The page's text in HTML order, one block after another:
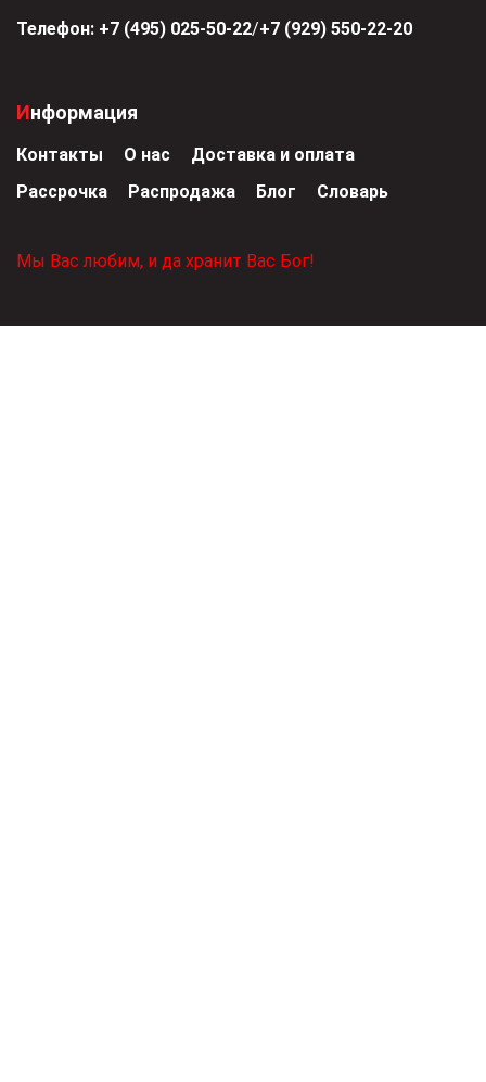
Телефон: +7 (495) 025-50-22/+7 (929) 550-22-20
Информация
Контакты О нас
Доставка и оплата
Рассрочка
Распродажа Блог Словарь
Мы Вас любим, и да хранит Вас Бог!